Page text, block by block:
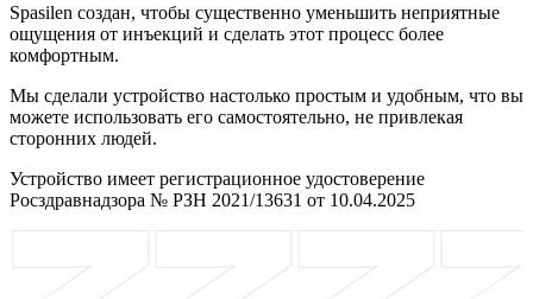
Spasilen создан, чтобы существенно уменьшить неприятные
ощущения от инъекций и сделать этот процесс более
комфортным.
Мы сделали устройство настолько простым и удобным, что вы
можете использовать его самостоятельно, не привлекая
сторонних людей.
Устройство имеет регистрационное удостоверение
Росздравнадзора № РЗН 2021/13631 от 10.04.2025